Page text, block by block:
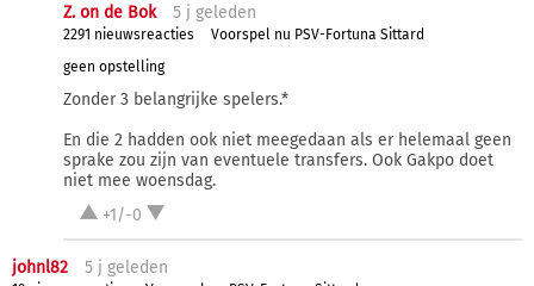
Z. on de Bok 5 j geleden
2291 nieuwsreacties
Voorspel nu PSV-Fortuna Sittard
geen opstelling
Zonder 3 belangrijke spelers.*
En die 2 hadden ook niet meegedaan als er helemaal geen
sprake zou zijn van eventuele transfers. Ook Gakpo doet
niet mee woensdag.
+1/-0
johnl82 5 j geleden